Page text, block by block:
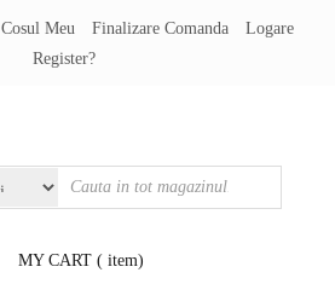
Cosul Meu Finalizare Comanda
Logare
Register?
MY CART ( item)